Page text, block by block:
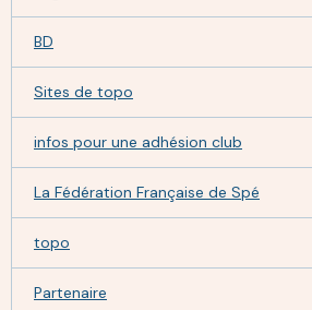
BD
Sites de topo
infos pour une adhésion club
La Fédération Française de Spé
topo
Partenaire